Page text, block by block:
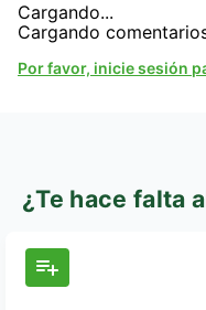
Cargando...
Por favor, inicie sesión
Cargando
¿Te hace falta